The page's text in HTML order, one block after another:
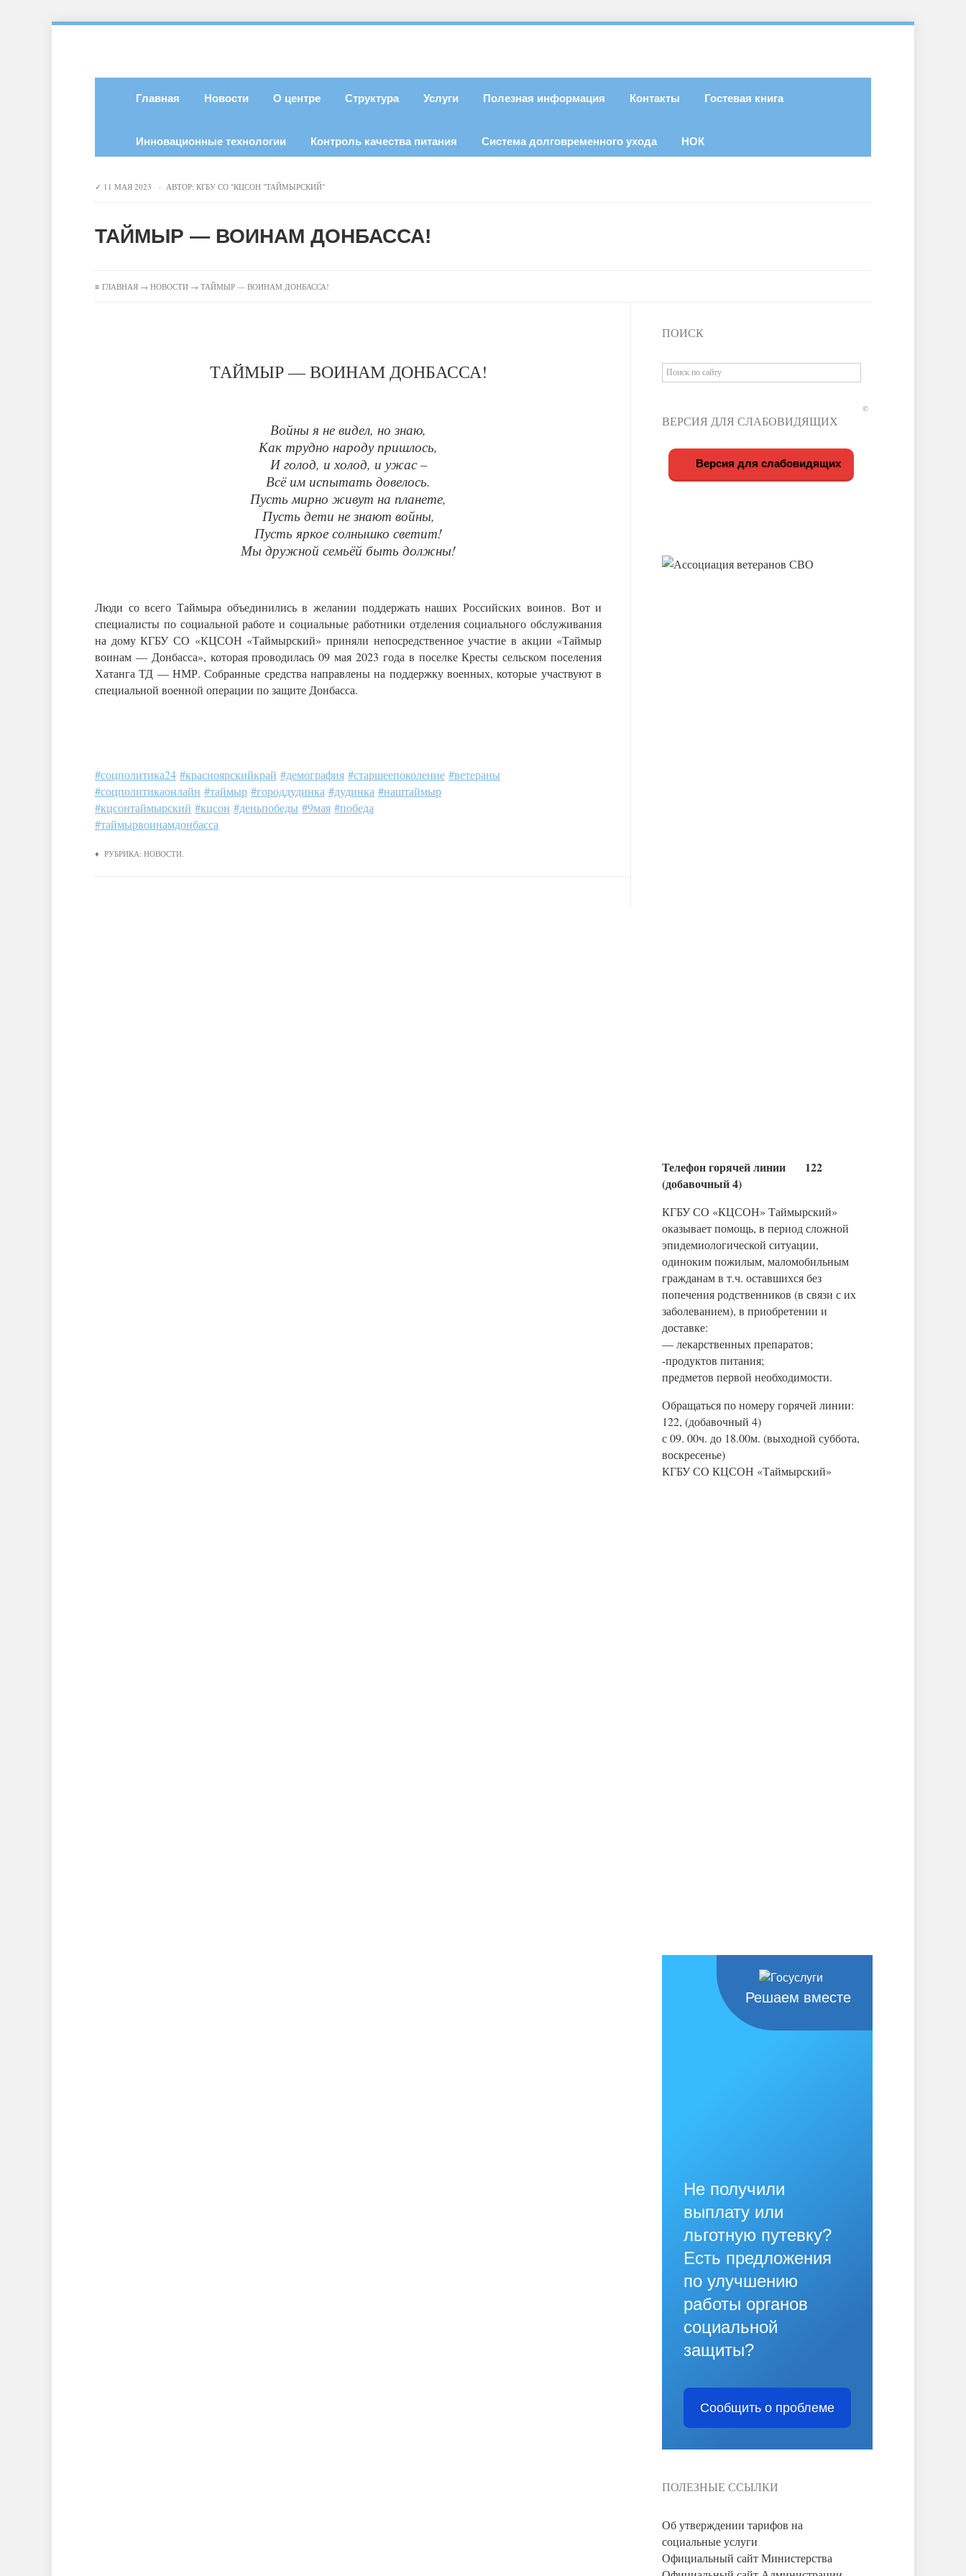
Главная Новости О центре Структура Услуги Полезная информация Контакты Гостевая книга
Инновационные технологии Контроль качества питания Система долговременного ухода НОК
11 МАЯ 2023 · АВТОР: КГБУ СО "КЦСОН "ТАЙМЫРСКИЙ"
ТАЙМЫР — ВОИНАМ ДОНБАССА!
≡ ГЛАВНАЯ → НОВОСТИ → ТАЙМЫР — ВОИНАМ ДОНБАССА!
ТАЙМЫР — ВОИНАМ ДОНБАССА!
Войны я не видел, но знаю,
Как трудно народу пришлось,
И голод, и холод, и ужас –
Всё им испытать довелось.
Пусть мирно живут на планете,
Пусть дети не знают войны,
Пусть яркое солнышко светит!
Мы дружной семьёй быть должны!
Люди со всего Таймыра объединились в желании поддержать наших Российских воинов. Вот и
специалисты по социальной работе и социальные работники отделения социального обслуживания
на дому КГБУ СО «КЦСОН «Таймырский» приняли непосредственное участие в акции «Таймыр
воинам — Донбасса», которая проводилась 09 мая 2023 года в поселке Кресты сельском поселения
Хатанга ТД — НМР. Собранные средства направлены на поддержку военных, которые участвуют в
специальной военной операции по защите Донбасса.
#соцполитика24 #красноярскийкрай #демография #старшеепоколение #ветераны
#соцполитикаонлайн #таймыр #городдудинка #дудинка #наштаймыр
#кцсонтаймырский #кцсон #деньпобеды #9мая #победа
#таймырвоинамдонбасса
♦ РУБРИКА: НОВОСТИ.
ПОИСК
ВЕРСИЯ ДЛЯ СЛАБОВИДЯЩИХ
Версия для слабовидящих
Телефон горячей линии 122
(добавочный 4)
КГБУ СО «КЦСОН» Таймырский»
оказывает помощь, в период сложной
эпидемиологической ситуации,
одиноким пожилым, маломобильным
гражданам в т.ч. оставшихся без
попечения родственников (в связи с их
заболеванием), в приобретении и
доставке:
— лекарственных препаратов;
-продуктов питания;
предметов первой необходимости.
Обращаться по номеру горячей линии:
122, (добавочный 4)
с 09. 00ч. до 18.00м. (выходной суббота,
воскресенье)
КГБУ СО КЦСОН «Таймырский»
Решаем вместе
Не получили
выплату или
льготную путевку?
Есть предложения
по улучшению
работы органов
социальной
защиты?
Сообщить о проблеме
ПОЛЕЗНЫЕ ССЫЛКИ
Об утверждении тарифов на
социальные услуги
Официальный сайт Министерства
©